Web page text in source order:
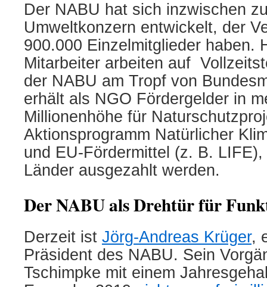
Der NABU hat sich inzwischen
Umweltkonzern entwickelt, der
900.000 Einzelmitglieder haben.
Mitarbeiter arbeiten auf
der NABU am Tropf von
erhält als NGO Fördergelder in
Millionenhöhe für
Aktionsprogramm Natürlicher
und EU-Fördermittel (z. B.
Länder ausgezahlt werden.
Der NABU als Drehtür für
Derzeit ist Jörg-Andreas Krüger,
Präsident des NABU. Sein
Tschimpke mit einem